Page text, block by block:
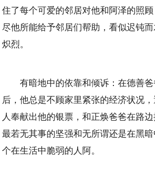
住了每个可爱的邻居对他和阿泽的照
尽他所能给予邻居们帮助，看似迟钝
炽烈。
有暗地中的依靠和倾诉：在德善
后，他总是不顾家里紧张的经济状况
人奉献出他的银票，和正焕爸爸在路边
最若无其事的坚强和无所谓还是在黑
个在生活中脆弱的人阿。